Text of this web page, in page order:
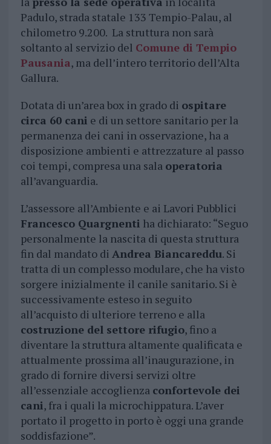
Padulo, strada statale 133 Tempio-Palau, al
chilometro 9.200. La struttura non sarà
soltanto al servizio del Comune di Tempio
Pausania, ma dell’intero territorio dell’Alta
Gallura.
Dotata di un’area box in grado di ospitare
circa 60 cani e di un settore sanitario per la
permanenza dei cani in osservazione, ha a
disposizione ambienti e attrezzature al passo
coi tempi, compresa una sala operatoria
all’avanguardia.
L’assessore all’Ambiente e ai Lavori Pubblici
Francesco Quargnenti ha dichiarato: “Seguo
personalmente la nascita di questa struttura
fin dal mandato di Andrea Biancareddu. Si
tratta di un complesso modulare, che ha visto
sorgere inizialmente il canile sanitario. Si è
successivamente esteso in seguito
all’acquisto di ulteriore terreno e alla
costruzione del settore rifugio, fino a
diventare la struttura altamente qualificata e
attualmente prossima all’inaugurazione, in
grado di fornire diversi servizi oltre
all’essenziale accoglienza confortevole dei
cani, fra i quali la microchippatura. L’aver
portato il progetto in porto è oggi una grande
soddisfazione”.